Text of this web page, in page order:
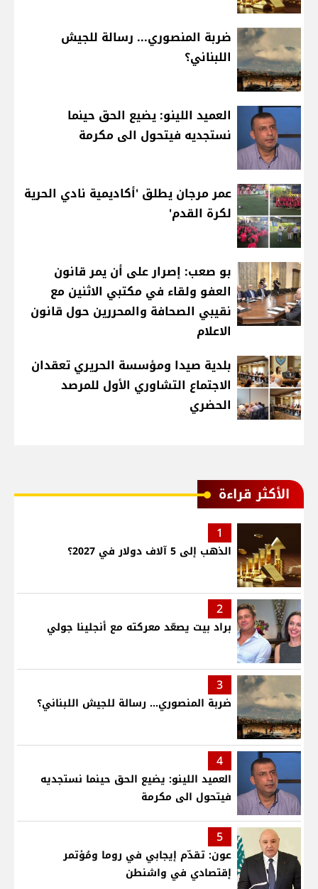
ضربة المنصوري... رسالة للجيش
اللبناني؟
العميد اللينو: يضيع الحق حينما
نستجديه فيتحول الى مكرمة
عمر مرجان يطلق 'أكاديمية نادي الحرية
لكرة القدم'
بو صعب: إصرار على أن يمر قانون
العفو ولقاء في مكتبي الاثنين مع
نقيبي الصحافة والمحررين حول قانون
الاعلام
بلدية صيدا ومؤسسة الحريري تعقدان
الاجتماع التشاوري الأول للمرصد
الحضري
الأكثر قراءة
1
الذهب إلى 5 آلاف دولار في 2027؟
2
براد بيت يصعّد معركته مع أنجلينا جولي
3
ضربة المنصوري... رسالة للجيش اللبناني؟
4
العميد اللينو: يضيع الحق حينما نستجديه
فيتحول الى مكرمة
5
عون: تقدّم إيجابي في روما ومُؤتمر
إقتصادي في واشنطن